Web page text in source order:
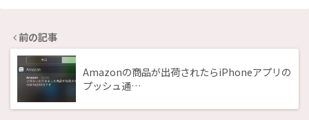
前の記事
Amazonの商品が出荷されたらiPhoneアプリの
プッシュ通…